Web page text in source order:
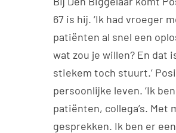
67 is hij. ‘Ik had vroeger
patiënten al snel een
wat zou je willen? En dat
stiekem toch stuurt.’
persoonlijke leven. ‘Ik
patiënten, collega’s.
gesprekken. Ik ben er